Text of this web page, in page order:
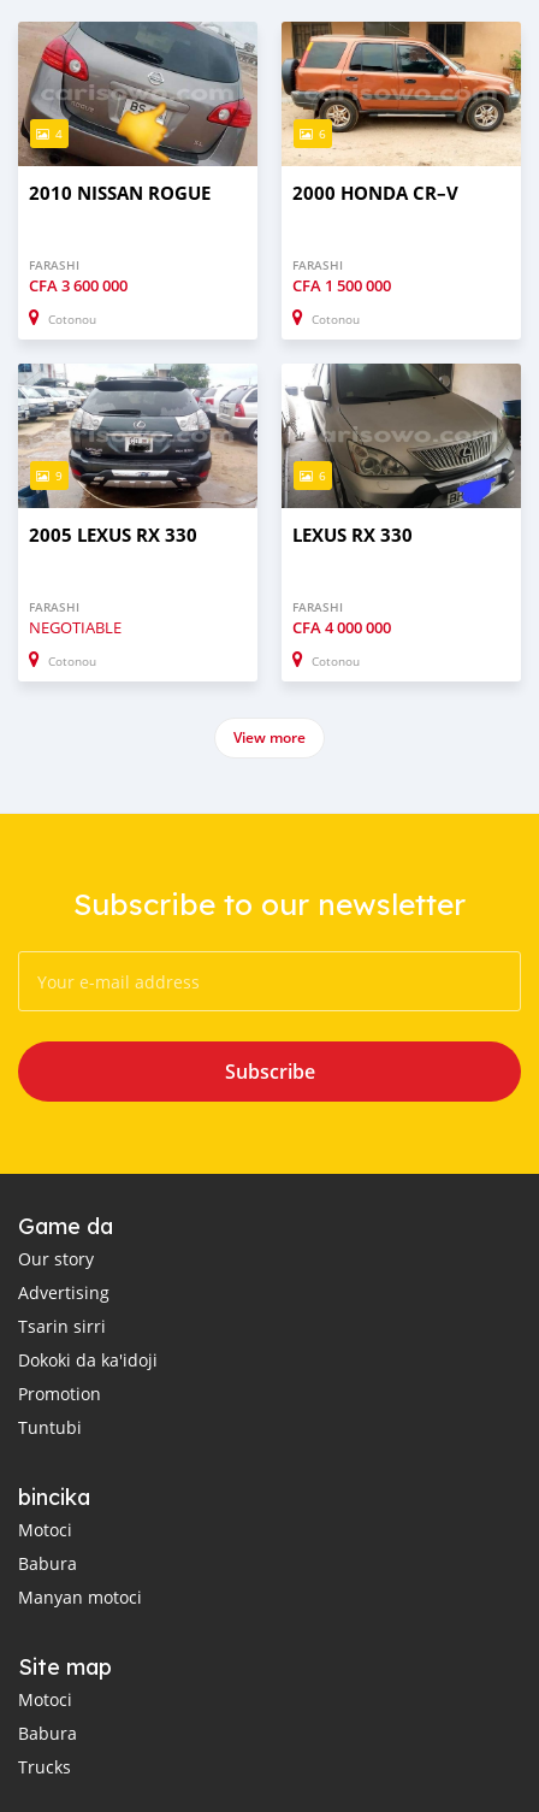
4
2010 NISSAN ROGUE
FARASHI
CFA3 600 000
Cotonou
6
2000 HONDA CR–V
FARASHI
CFA 1 500 000
Cotonou
9
2005 LEXUS RX 330
FARASHI
NEGOTIABLE
Cotonou
6
LEXUS RX 330
FARASHI
CFA4 000 000
Cotonou
View more
Subscribe to our newsletter
Subscribe
Game da
Our story
Advertising
Tsarin sirri
Dokoki da ka'idoji
Promotion
Tuntubi
bincika
Motoci
Babura
Manyan motoci
Site map
Motoci
Babura
Trucks